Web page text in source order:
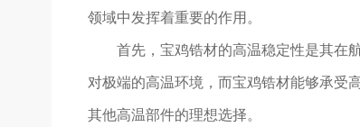
领域中发挥着重要的作用。
首先，宝鸡锆材的高温稳定性是其在
对极端的高温环境，而宝鸡锆材能够承受
其他高温部件的理想选择。